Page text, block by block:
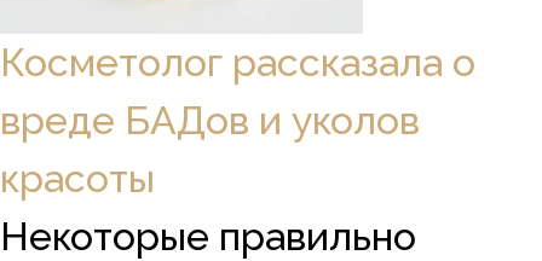
Косметолог рассказала о
вреде БАДов и уколов
красоты
Некоторые правильно